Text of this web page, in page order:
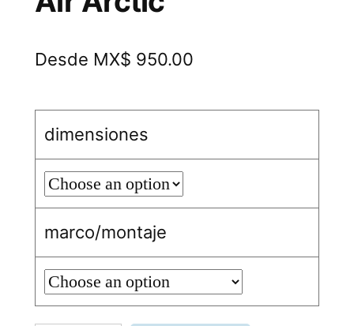
Desde MX$ 950.00
dimensiones
marco/montaje